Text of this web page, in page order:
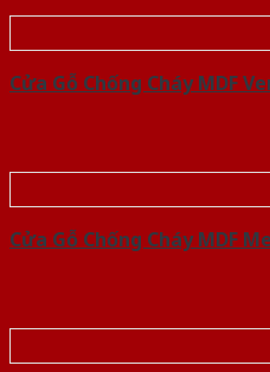
Cửa Gỗ Chống Cháy MDF
Cửa Gỗ Chống Cháy MDF